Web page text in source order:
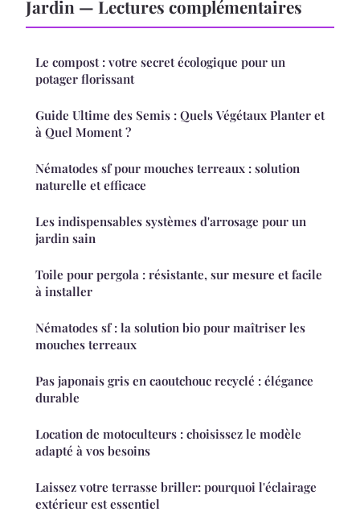
Jardin — Lectures complémentaires
Le compost : votre secret écologique pour un
potager florissant
Guide Ultime des Semis : Quels Végétaux Planter et
à Quel Moment ?
Nématodes sf pour mouches terreaux : solution
naturelle et efficace
Les indispensables systèmes d'arrosage pour un
jardin sain
Toile pour pergola : résistante, sur mesure et facile
à installer
Nématodes sf : la solution bio pour maîtriser les
mouches terreaux
Pas japonais gris en caoutchouc recyclé : élégance
durable
Location de motoculteurs : choisissez le modèle
adapté à vos besoins
Laissez votre terrasse briller: pourquoi l'éclairage
extérieur est essentiel